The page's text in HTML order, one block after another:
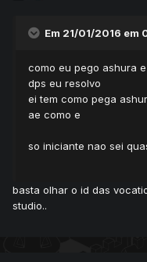
Em 21/01/2016
como eu pego ashura
dps eu resolvo
ei tem como pega
ae como e
so iniciante nao sei
basta olhar o id das
studio..